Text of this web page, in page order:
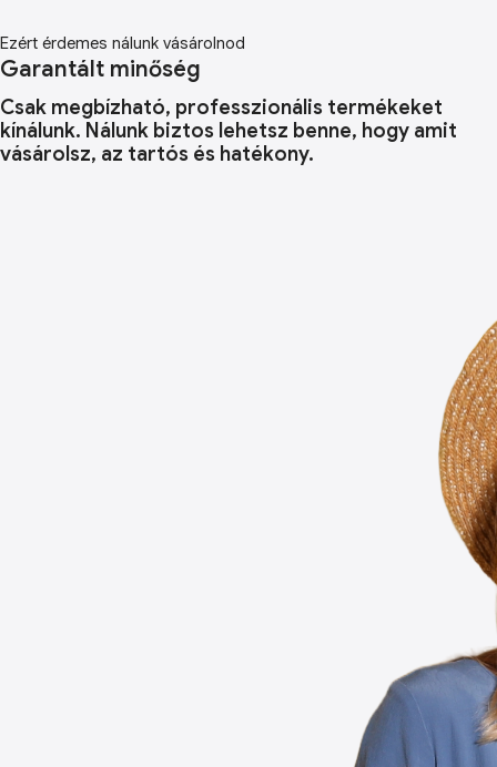
Ezért érdemes nálunk vásárolnod
Garantált minőség
Csak megbízható, professzionális termékeket
kínálunk. Nálunk biztos lehetsz benne, hogy amit
vásárolsz, az tartós és hatékony.